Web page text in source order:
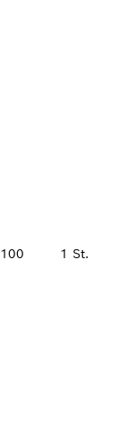
100 1 St.